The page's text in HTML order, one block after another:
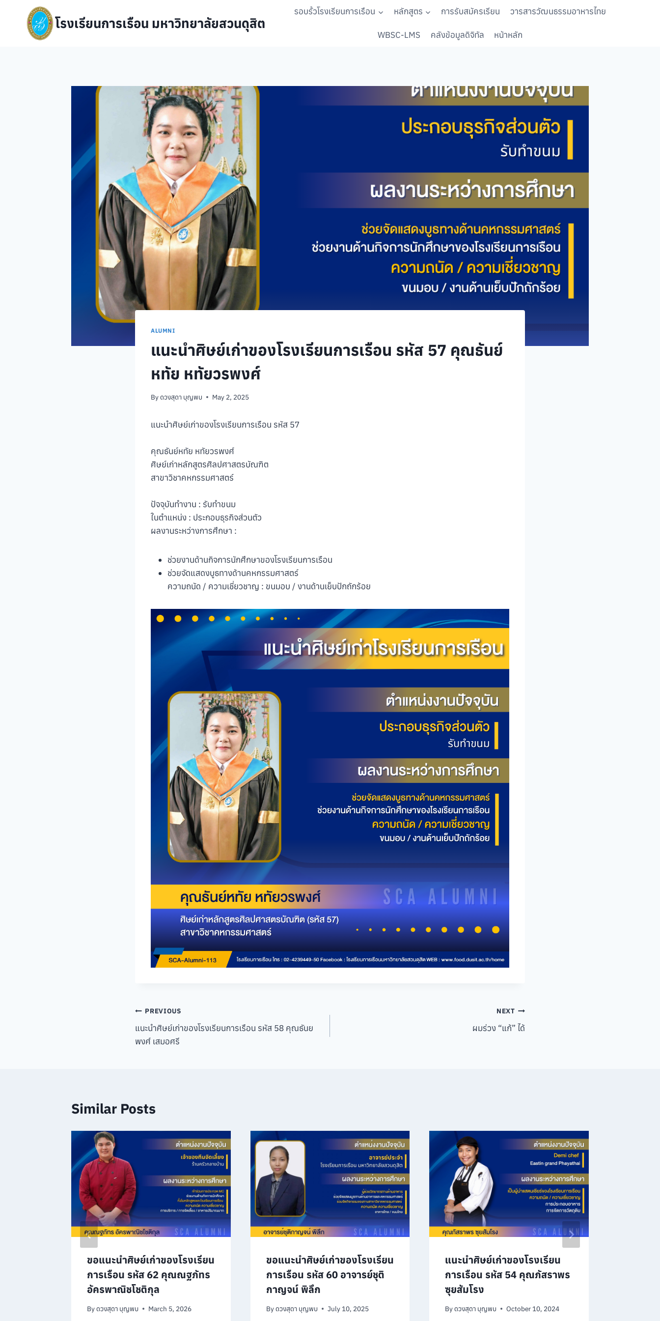
content
โรงเรียนการเรือน มหาวิทยาลัยสวนดุสิต
รอบรั้วโรงเรียนการเรือน หลักสูตร การรับสมัครเรียน วารสารวัฒนธรรมอาหารไทย
WBSC-LMS คลังข้อมูลดิจิทัล หน้าหลัก
ALUMNI
แนะนำศิษย์เก่าของโรงเรียนการเรือน รหัส 57 คุณธันย์
หทัย หทัยวรพงศ์
Byดวงสุดา บุญพบ May 2, 2025
แนะนำศิษย์เก่าของโรงเรียนการเรือน รหัส 57
คุณธันย์หทัย หทัยวรพงศ์
ศิษย์เก่าหลักสูตรศิลปศาสตรบัณฑิต
สาขาวิชาคหกรรมศาสตร์
ปัจจุบันทำงาน : รับทำขนม
ในตำแหน่ง : ประกอบธุรกิจส่วนตัว
ผลงานระหว่างการศึกษา :
ช่วยงานด้านกิจการนักศึกษาของโรงเรียนการเรือน
ช่วยจัดแสดงบูธทางด้านคหกรรมศาสตร์
ความถนัด / ความเชี่ยวชาญ : ขนมอบ / งานด้านเย็บปักถักร้อย
Post
navigation
PREVIOUS
แนะนำศิษย์เก่าของโรงเรียนการเรือน รหัส 58 คุณธันย
พงศ์ เสมอศรี
NEXT
ผมร่วง “แก้” ได้
Similar Posts
ขอแนะนำศิษย์เก่าของโรงเรียน
การเรือน รหัส 62 คุณณฐภัทร
อัครพาณิชโชติกุล
Byดวงสุดา บุญพบ March 5, 2026
ขอแนะนำศิษย์เก่าของโรงเรียน
การเรือน รหัส 60 อาจารย์ชุติ
กาญจน์ พิลึก
Byดวงสุดา บุญพบ July 10, 2025
แนะนำศิษย์เก่าของโรงเรียน
การเรือน รหัส 54 คุณภัสราพร
ซุยสัมโรง
Byดวงสุดา บุญพบ October 10, 2024